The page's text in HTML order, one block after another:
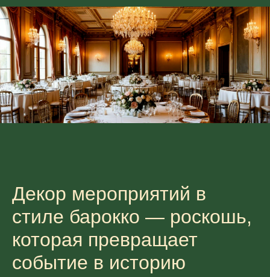
Декор мероприятий в
стиле барокко — роскошь,
которая превращает
событие в историю